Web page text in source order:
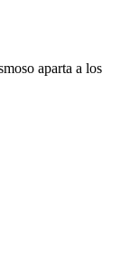
aparta a los